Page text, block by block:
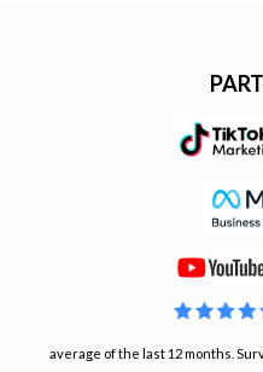
average of the last 12 months.